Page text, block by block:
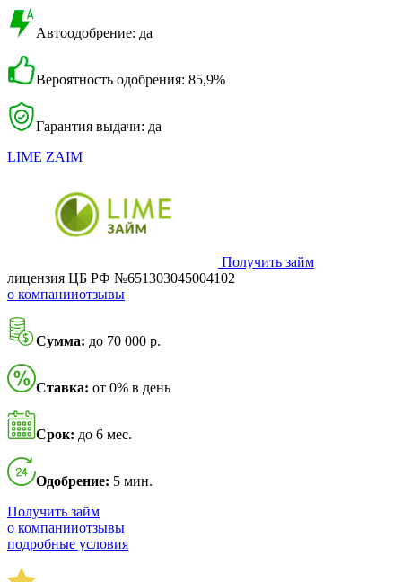
Автоодобрение: да
Вероятность одобрения: 85,9%
Гарантия выдачи: да
LIME ZAIM
Получить займ
лицензия ЦБ РФ №651303045004102
о компанииотзывы
Сумма: до 70 000 р.
Ставка: от 0% в день
Срок: до 6 мес.
Одобрение: 5 мин.
Получить займ
о компанииотзывы
подробные условия